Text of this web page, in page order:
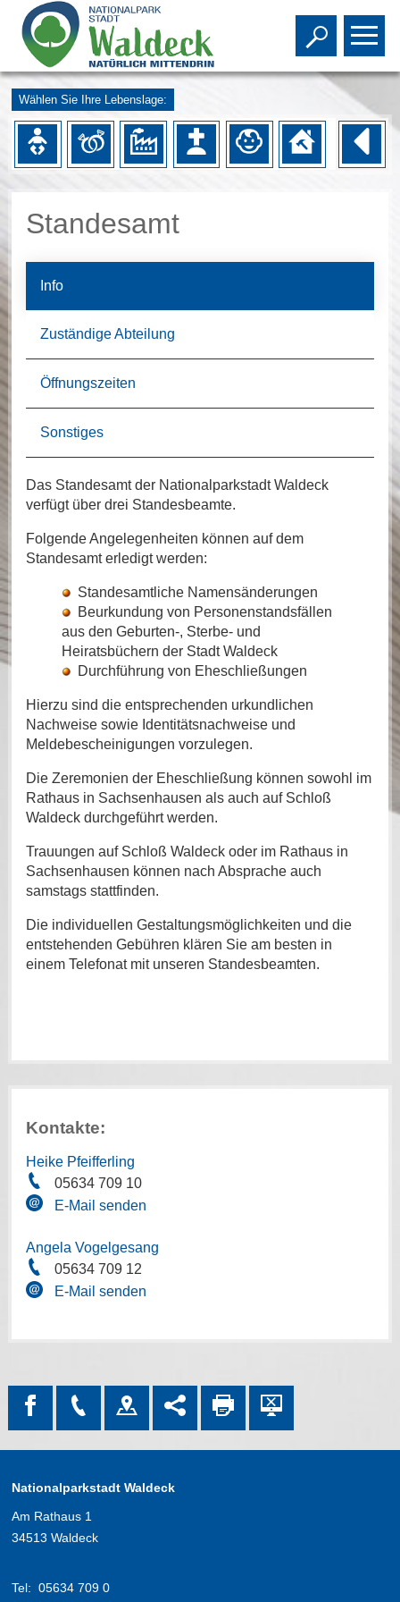
Toggle
Wählen Sie Ihre Lebenslage:
Standesamt
Info
Zuständige Abteilung
Öffnungszeiten
Sonstiges
Das Standesamt der Nationalparkstadt Waldeck
verfügt über drei Standesbeamte.
Folgende Angelegenheiten können auf dem
Standesamt erledigt werden:
Standesamtliche Namensänderungen
Beurkundung von Personenstandsfällen
aus den Geburten-, Sterbe- und
Heiratsbüchern der Stadt Waldeck
Durchführung von Eheschließungen
Hierzu sind die entsprechenden urkundlichen
Nachweise sowie Identitätsnachweise und
Meldebescheinigungen vorzulegen.
Die Zeremonien der Eheschließung können sowohl im
Rathaus in Sachsenhausen als auch auf Schloß
Waldeck durchgeführt werden.
Trauungen auf Schloß Waldeck oder im Rathaus in
Sachsenhausen können nach Absprache auch
samstags stattfinden.
Die individuellen Gestaltungsmöglichkeiten und die
entstehenden Gebühren klären Sie am besten in
einem Telefonat mit unseren Standesbeamten.
Kontakte:
Heike Pfeifferling
05634 709 10
E-Mail senden
Angela Vogelgesang
05634 709 12
E-Mail senden
Nationalparkstadt Waldeck
Am Rathaus 1
34513 Waldeck
Tel: 05634 709 0